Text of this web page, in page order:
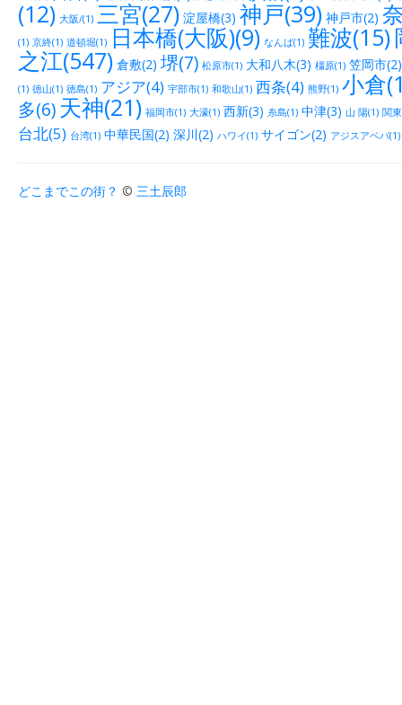
(12) 大阪/(1) 三宮(27) 淀屋橋(3) 神戸(39) 神戸市(2)
(1) 京終(1) 道頓堀(1) 日本橋(大阪)(9) なんば(1) 難波(15)
之江(547) 倉敷(2) 堺(7) 松原市(1) 大和八木(3) 橿原(1) 笠岡市(2)
(1) 徳山(1) 徳島(1) アジア(4) 宇部市(1) 和歌山(1) 西条(4) 熊野(1) 小倉
多(6) 天神(21) 福岡市(1) 大濠(1) 西新(3) 糸島(1) 中津(3) 山 陽(1) 関
台北(5) 台湾(1) 中華民国(2) 深川(2) ハワイ(1) サイゴン(2) アジスアベバ(1)
どこまでこの街？ © 三土辰郎